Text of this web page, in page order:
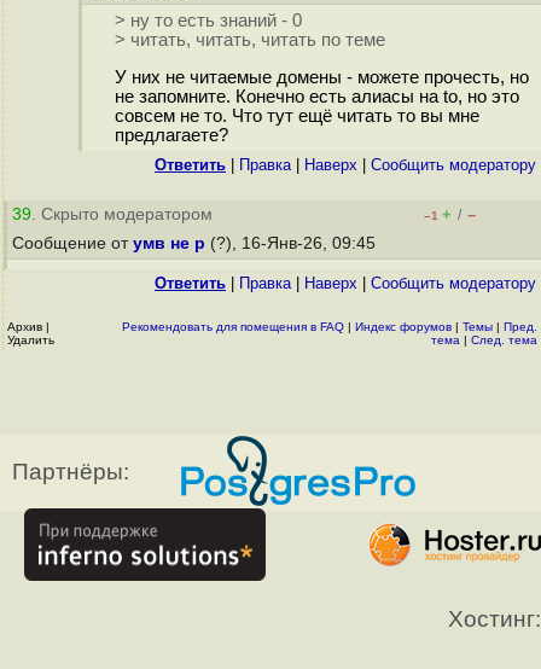
> ну то есть знаний - 0
> читать, читать, читать по теме
У них не читаемые домены - можете прочесть, но
не запомните. Конечно есть алиасы на to, но это
совсем не то. Что тут ещё читать то вы мне
предлагаете?
Ответить Правка| Наверх Cообщить модератору
39. Скрыто модератором –1 + / –
Сообщение от умв не р (?), 16-Янв-26, 09:45
Ответить Правка| Наверх Cообщить модератору
Архив |
Удалить
Рекомендовать для помещения в FAQ | Индекс форумов | Темы | Пред.
тема | След. тема
Партнёры:
Хостинг: